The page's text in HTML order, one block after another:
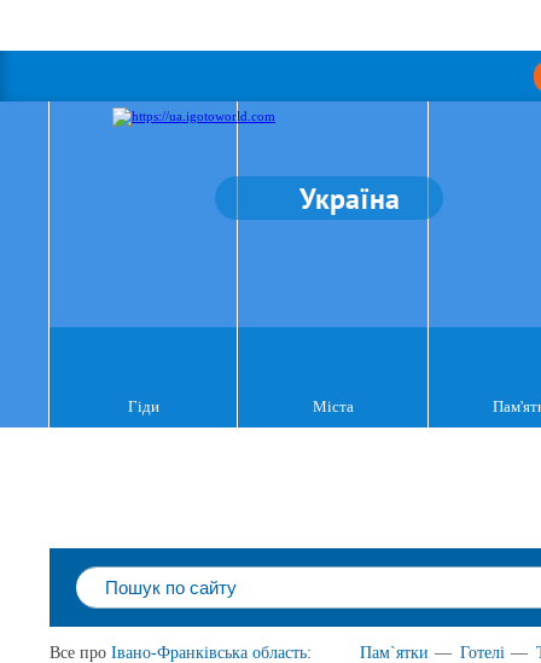
Україна
Гіди Міста
Все про Івано-Франківська область: Пам`ятки — Готелі —